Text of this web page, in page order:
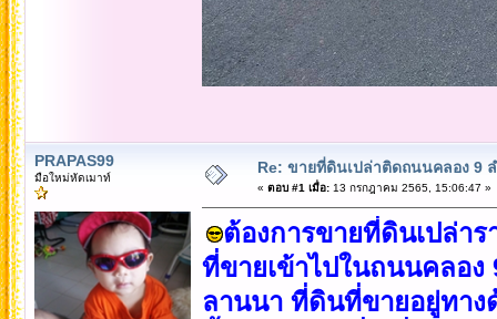
PRAPAS99
มือใหม่หัดเมาท์
Re: ขายที่ดินเปล่าติดถนนคลอง 9
« ตอบ #1 เมื่อ:13 กรกฎาคม 2565, 15:06:47 »
ต้องการขายที่ดินเปล่า
ที่ขายเข้าไปในถนนคลอง
ลานนา ที่ดินที่ขายอยู่ทาง